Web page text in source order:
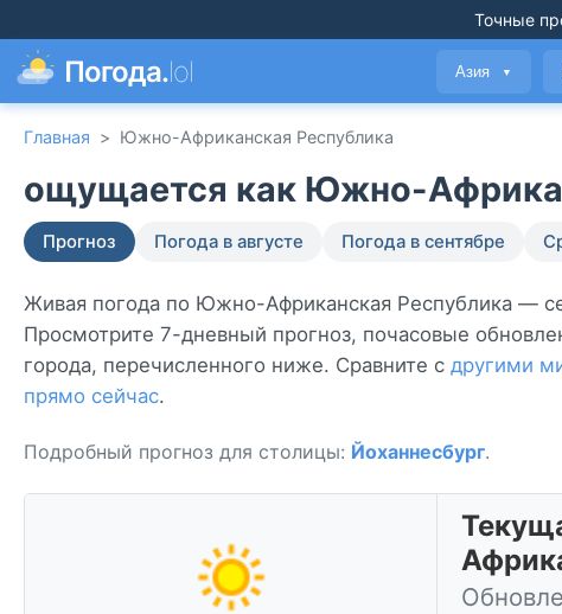
Точные
Погода.lol Азия ▼
Главная > Южно-Африканская Республика
ощущается как Южно-
Прогноз Погода в августе Погода в сентябре
Живая погода по Южно-Африканская Республика —
Просмотрите 7-дневный прогноз, почасовые
города, перечисленного ниже. Сравните с другими
прямо сейчас.
Подробный прогноз для столицы: Йоханнесбург.